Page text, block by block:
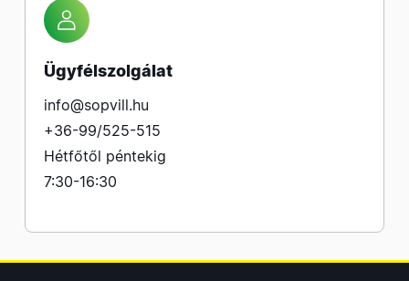
Ügyfélszolgálat
info@sopvill.hu
+36-99/525-515
Hétfőtől péntekig
7:30-16:30